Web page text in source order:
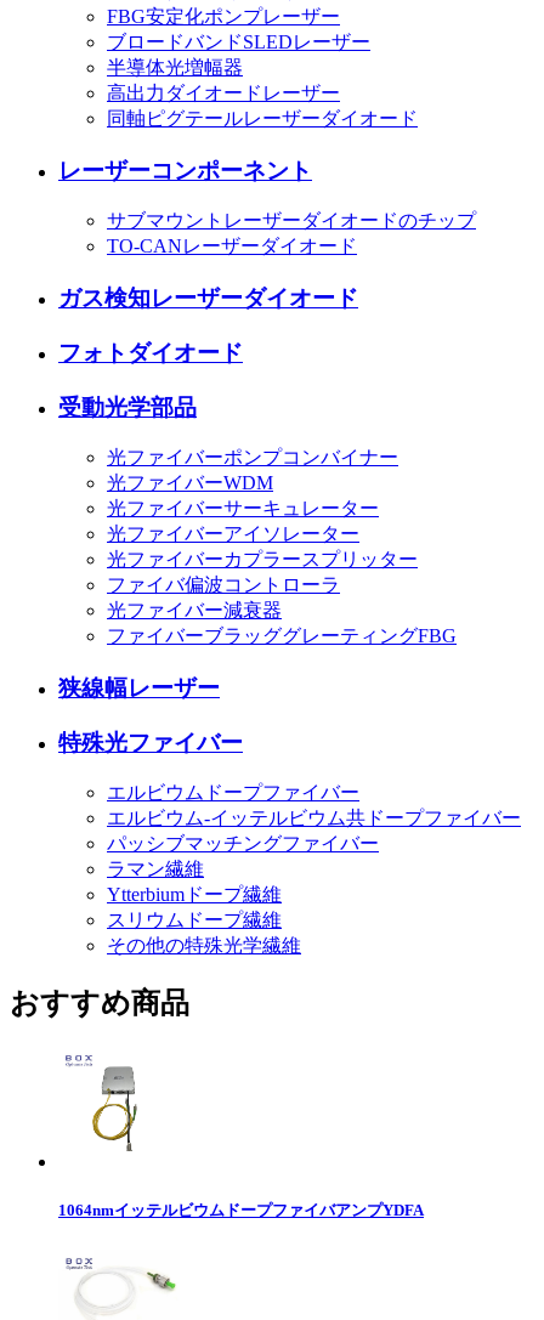
FBG安定化ポンプレーザー
ブロードバンドSLEDレーザー
半導体光増幅器
高出力ダイオードレーザー
同軸ピグテールレーザーダイオード
レーザーコンポーネント
サブマウントレーザーダイオードのチップ
TO-CANレーザーダイオード
ガス検知レーザーダイオード
フォトダイオード
受動光学部品
光ファイバーポンプコンバイナー
光ファイバーWDM
光ファイバーサーキュレーター
光ファイバーアイソレーター
光ファイバーカプラースプリッター
ファイバ偏波コントローラ
光ファイバー減衰器
ファイバーブラッググレーティングFBG
狭線幅レーザー
特殊光ファイバー
エルビウムドープファイバー
エルビウム-イッテルビウム共ドープファイバー
パッシブマッチングファイバー
ラマン繊維
Ytterbiumドープ繊維
スリウムドープ繊維
その他の特殊光学繊維
おすすめ商品
1064nmイッテルビウムドープファイバアンプYDFA